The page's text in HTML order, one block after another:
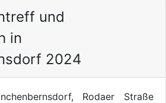
und
in
2024
Rodaer Straße